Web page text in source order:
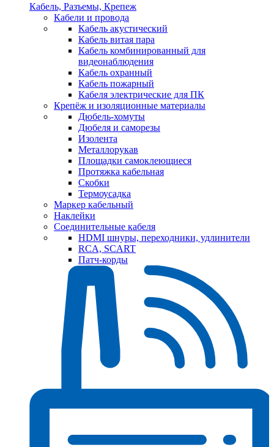
Кабель, Разъемы, Крепеж
Кабели и провода
Кабель акустический
Кабель витая пара
Кабель комбинированный для
видеонаблюдения
Кабель охранный
Кабель пожарный
Кабеля электрические для ПК
Крепёж и изоляционные материалы
Дюбель-хомуты
Дюбеля и саморезы
Изолента
Металлорукав
Площадки самоклеющиеся
Протяжка кабельная
Скобки
Термоусадка
Маркер кабельный
Наклейки
Соединительные кабеля
HDMI шнуры, переходники, удлинители
RCA, SCART
Патч-корды